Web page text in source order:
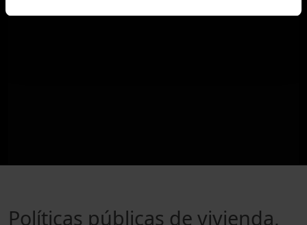
Políticas públicas de vivienda,